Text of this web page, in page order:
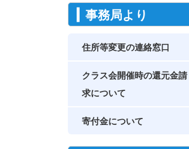
事務局より
住所等変更の連絡窓口
クラス会開催時の還元金請
求について
寄付金について